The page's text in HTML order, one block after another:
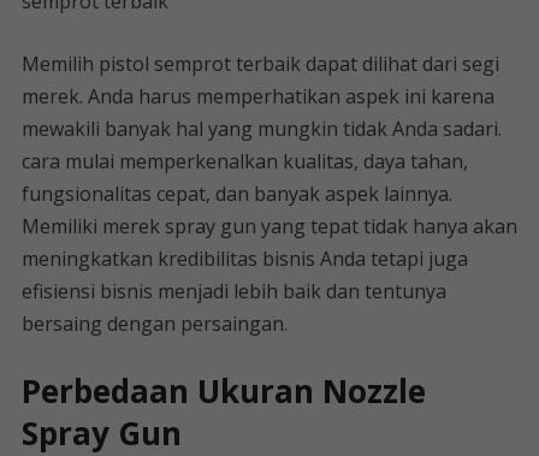
Memilih pistol semprot terbaik dapat dilihat dari segi
merek. Anda harus memperhatikan aspek ini karena
mewakili banyak hal yang mungkin tidak Anda sadari.
cara mulai memperkenalkan kualitas, daya tahan,
fungsionalitas cepat, dan banyak aspek lainnya.
Memiliki merek spray gun yang tepat tidak hanya akan
meningkatkan kredibilitas bisnis Anda tetapi juga
efisiensi bisnis menjadi lebih baik dan tentunya
bersaing dengan persaingan.
Perbedaan Ukuran Nozzle
Spray Gun